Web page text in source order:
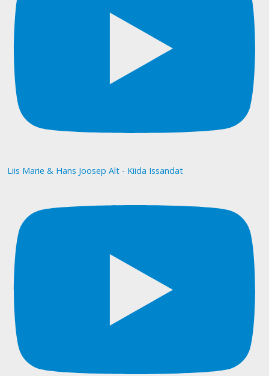
Liis Marie & Hans Joosep Alt - Kiida Issandat